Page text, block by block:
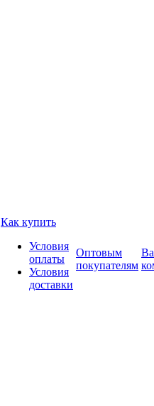
Как купить
Условия
оплаты
Условия
доставки
Оптовым
покупателям